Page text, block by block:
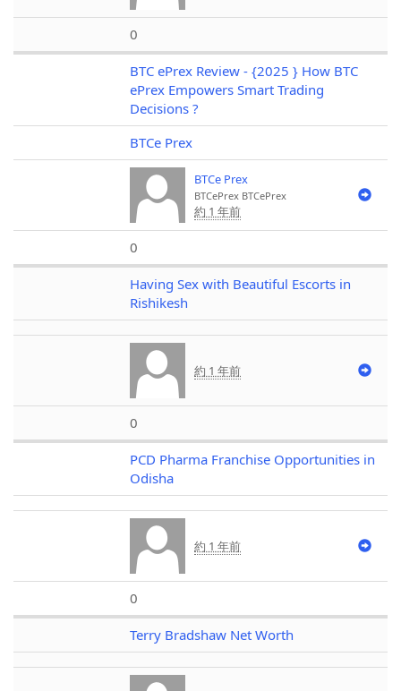
0
BTC ePrex Review - {2025 } How BTC
ePrex Empowers Smart Trading
Decisions ?
BTCe Prex
BTCe Prex
BTCePrex BTCePrex
約 1 年前
0
Having Sex with Beautiful Escorts in
Rishikesh
約 1 年前
0
PCD Pharma Franchise Opportunities in
Odisha
約 1 年前
0
Terry Bradshaw Net Worth